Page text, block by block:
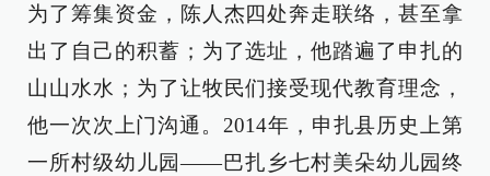
为了筹集资金，陈人杰四处奔走联络，甚至拿
出了自己的积蓄；为了选址，他踏遍了申扎的
山山水水；为了让牧民们接受现代教育理念，
他一次次上门沟通。2014年，申扎县历史上第
一所村级幼儿园——巴扎乡七村美朵幼儿园终